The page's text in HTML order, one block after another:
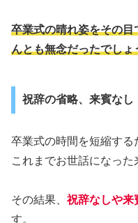
卒業式の晴れ姿をその
んとも無念だったでしょ
祝辞の省略、来賓なし
卒業式の時間を短縮する
これまでお世話になった
その結果、祝辞なしや来
す。